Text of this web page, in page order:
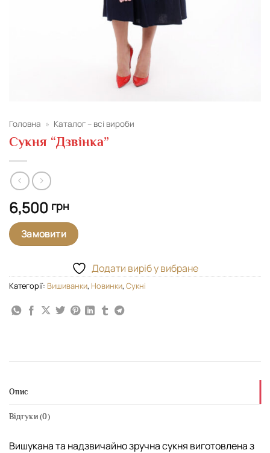
Головна » Каталог – всі вироби
Сукня “Дзвінка”
6,500 грн
Замовити
Додати виріб у вибране
Категорії: Вишиванки, Новинки, Сукні
Опис
Відгуки (0)
Вишукана та надзвичайно зручна сукня виготовлена з